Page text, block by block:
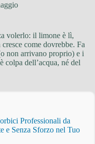
volerlo: il limone è lì,
come dovrebbe. Fa
non arrivano proprio) e i
colpa dell’acqua, né del
Professionali da
e Senza Sforzo nel Tuo